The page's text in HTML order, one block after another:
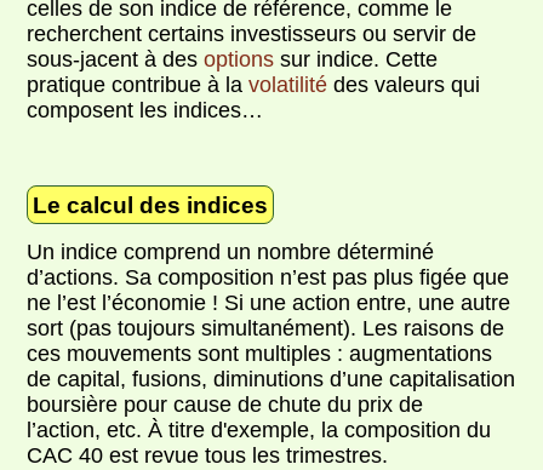
celles de son indice de référence, comme le
recherchent certains investisseurs ou servir de
sous-jacent à desoptions sur indice. Cette
pratique contribue à lavolatilité des valeurs qui
composent les indices…
Le calcul des indices
Un indice comprend un nombre déterminé
d’actions. Sa composition n’est pas plus figée que
ne l’est l’économie ! Si une action entre, une autre
sort (pas toujours simultanément). Les raisons de
ces mouvements sont multiples : augmentations
de capital, fusions, diminutions d’une capitalisation
boursière pour cause de chute du prix de
l’action, etc. À titre d'exemple, la composition du
CAC 40 est revue tous les trimestres.